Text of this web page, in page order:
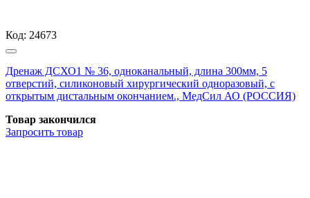
Код: 24673
Дренаж ДСХО1 № 36, одноканальный, длина 300мм, 5
отверстий, силиконовый хирургический одноразовый, с
открытым дистальным окончанием., МедСил АО (РОССИЯ)
Товар закончился
Запросить товар